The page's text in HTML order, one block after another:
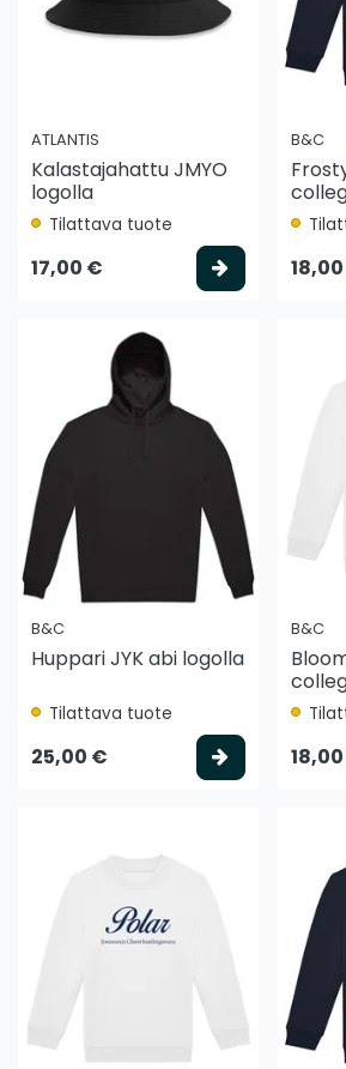
ATLANTIS
Kalastajahattu JMYO
logolla
Tilattava tuote
17,00 € Valitse
B&C
B&C
Huppari JYK abi logolla
Tilattava tuote
25,00 € Valitse
B&C